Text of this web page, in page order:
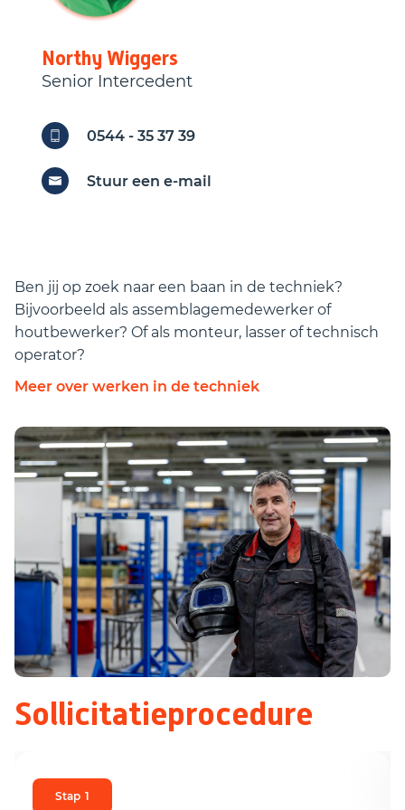
CAO.
Northy Wiggers
Senior Intercedent
0544 - 35 37 39
Stuur een e-mail
Ben jij op zoek naar een baan in de techniek?
Bijvoorbeeld als assemblagemedewerker of
houtbewerker? Of als monteur, lasser of technisch
operator?
Meer over werken in de techniek
Sollicitatieprocedure
Stap 1